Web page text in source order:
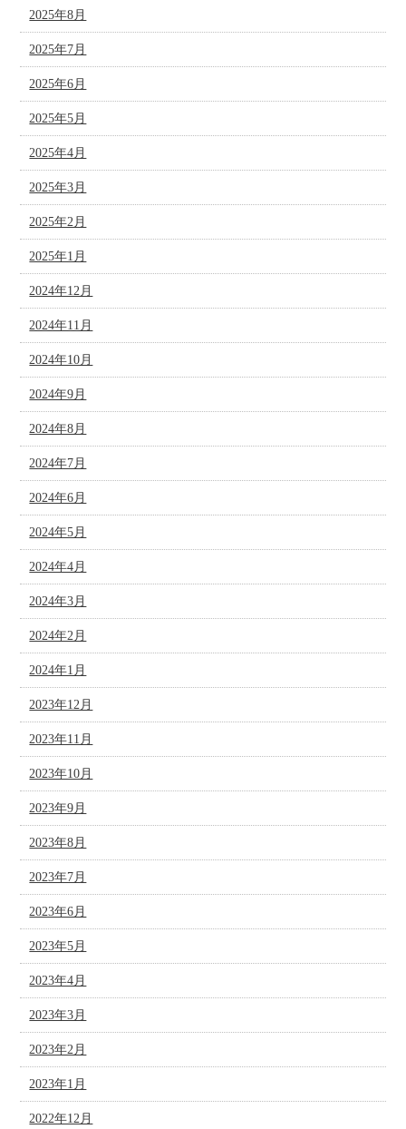
2025年8月
2025年7月
2025年6月
2025年5月
2025年4月
2025年3月
2025年2月
2025年1月
2024年12月
2024年11月
2024年10月
2024年9月
2024年8月
2024年7月
2024年6月
2024年5月
2024年4月
2024年3月
2024年2月
2024年1月
2023年12月
2023年11月
2023年10月
2023年9月
2023年8月
2023年7月
2023年6月
2023年5月
2023年4月
2023年3月
2023年2月
2023年1月
2022年12月